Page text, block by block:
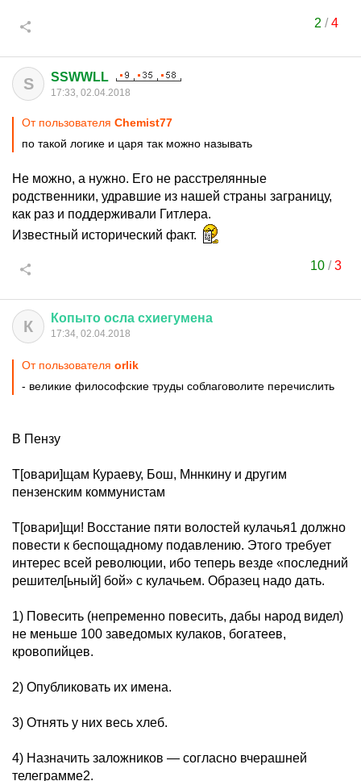
2 /4
S SSWWLL
17:33, 02.04.2018
От пользователя Chemist77
по такой логике и царя так можно называть
Не можно, а нужно. Его не расстрелянные
родственники, удравшие из нашей страны заграницу,
как раз и поддерживали Гитлера.
Известный исторический факт.
10 /3
К Копыто осла схиегумена
17:34, 02.04.2018
От пользователя orlik
- великие философские труды соблаговолите перечислить
В Пензу
Т[овари]щам Кураеву, Бош, Мннкину и другим
пензенским коммунистам
Т[овари]щи! Восстание пяти волостей кулачья1 должно
повести к беспощадному подавлению. Этого требует
интерес всей революции, ибо теперь везде «последний
решител[ьный] бой» с кулачьем. Образец надо дать.
1) Повесить (непременно повесить, дабы народ видел)
не меньше 100 заведомых кулаков, богатеев,
кровопийцев.
2) Опубликовать их имена.
3) Отнять у них весь хлеб.
4) Назначить заложников — согласно вчерашней
телеграмме2.